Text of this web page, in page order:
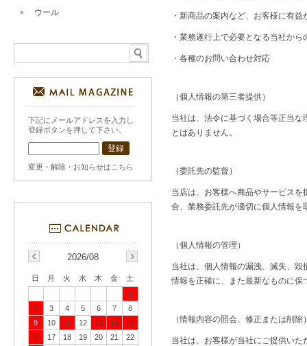
・新商品の案内など、お客様に有
・業務遂行上で必要となる当社か
・各種のお問い合わせ対応
（個人情報の第三者提供）
当社は、法令に基づく場合等正当
とはありません。
（委託先の監督）
当店は、お客様へ商品やサービス
合、業務委託先が適切に個人情報
（個人情報の管理）
当社は、個人情報の漏洩、滅失、
情報を正確に、また最新なものに
（情報内容の照会、修正または削除
当社は、お客様が当社にご提供い
ウール
下記にメールアドレスを入力し
登録ボタンを押して下さい。
変更・解除・お知らせはこちら
2026/08
日 月 火 水 木 金
土
1
2
3 4 5 6 7
8
9
10 11 12 13 14
15
16
17 18 19 20 21
22